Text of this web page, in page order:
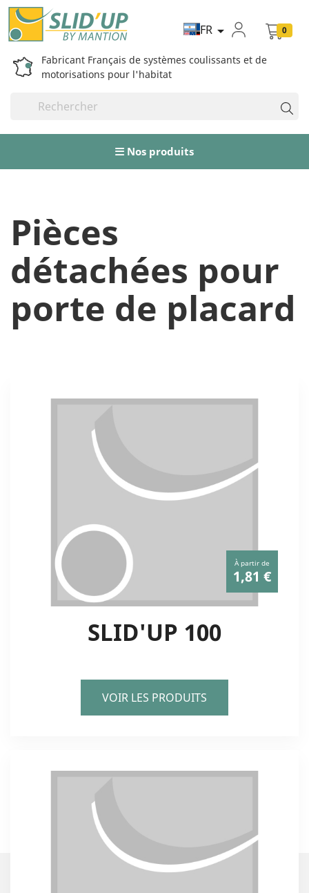
Fabricant Français de systèmes coulissants et de
motorisations pour l'habitat
FR  0
Nos produits
Pièces
détachées pour
porte de placard
À partir de
1,81 €
SLID'UP 100
VOIR LES PRODUITS